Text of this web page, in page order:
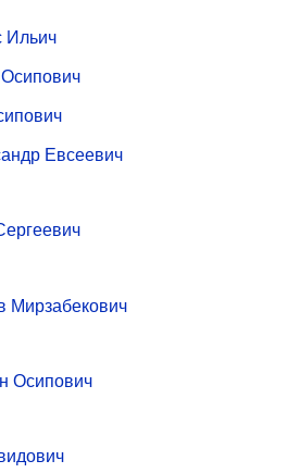
Ильич
Евсеевич
Мирзабекович
Осипович